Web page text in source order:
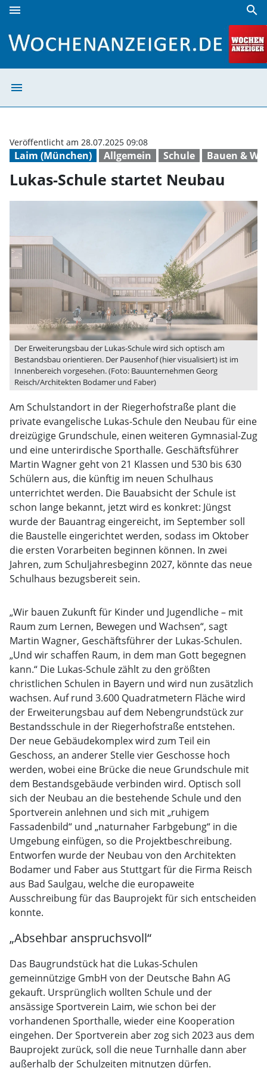
menu search
menu
Laim (München) Allgemein Schule Bauen &
Veröffentlicht am 28.07.2025 09:08
Lukas-Schule startet Neubau
Der Erweiterungsbau der Lukas-Schule wird sich optisch am
Bestandsbau orientieren. Der Pausenhof (hier visualisiert) ist im
Innenbereich vorgesehen. (Foto: Bauunternehmen Georg
Reisch/Architekten Bodamer und Faber)
Am Schulstandort in der Riegerhofstraße plant die
private evangelische Lukas-Schule den Neubau für eine
dreizügige Grundschule, einen weiteren Gymnasial-Zug
und eine unterirdische Sporthalle. Geschäftsführer
Martin Wagner geht von 21 Klassen und 530 bis 630
Schülern aus, die künftig im neuen Schulhaus
unterrichtet werden. Die Bauabsicht der Schule ist
schon lange bekannt, jetzt wird es konkret: Jüngst
wurde der Bauantrag eingereicht, im September soll
die Baustelle eingerichtet werden, sodass im Oktober
die ersten Vorarbeiten beginnen können. In zwei
Jahren, zum Schuljahresbeginn 2027, könnte das neue
Schulhaus bezugsbereit sein.
„Wir bauen Zukunft für Kinder und Jugendliche – mit
Raum zum Lernen, Bewegen und Wachsen“, sagt
Martin Wagner, Geschäftsführer der Lukas-Schulen.
„Und wir schaffen Raum, in dem man Gott begegnen
kann.“ Die Lukas-Schule zählt zu den größten
christlichen Schulen in Bayern und wird nun zusätzlich
wachsen. Auf rund 3.600 Quadratmetern Fläche wird
der Erweiterungsbau auf dem Nebengrundstück zur
Bestandsschule in der Riegerhofstraße entstehen.
Der neue Gebäudekomplex wird zum Teil ein
Geschoss, an anderer Stelle vier Geschosse hoch
werden, wobei eine Brücke die neue Grundschule mit
dem Bestandsgebäude verbinden wird. Optisch soll
sich der Neubau an die bestehende Schule und den
Sportverein anlehnen und sich mit „ruhigem
Fassadenbild“ und „naturnaher Farbgebung“ in die
Umgebung einfügen, so die Projektbeschreibung.
Entworfen wurde der Neubau von den Architekten
Bodamer und Faber aus Stuttgart für die Firma Reisch
aus Bad Saulgau, welche die europaweite
Ausschreibung für das Bauprojekt für sich entscheiden
konnte.
„Absehbar anspruchsvoll“
Das Baugrundstück hat die Lukas-Schulen
gemeinnützige GmbH von der Deutsche Bahn AG
gekauft. Ursprünglich wollten Schule und der
ansässige Sportverein Laim, wie schon bei der
vorhandenen Sporthalle, wieder eine Kooperation
eingehen. Der Sportverein aber zog sich 2023 aus dem
Bauprojekt zurück, soll die neue Turnhalle dann aber
außerhalb der Schulzeiten mitnutzen dürfen.